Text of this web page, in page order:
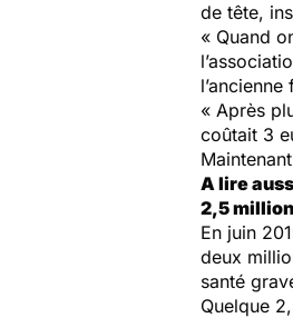
de tête,
« Quand
« Après
coûtait 3
A lire
2,5
En juin
deux
santé
Quelque